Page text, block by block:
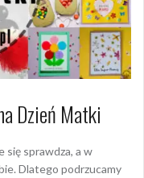
Dzień Matki
się sprawdza, a w
Dlatego podrzucamy